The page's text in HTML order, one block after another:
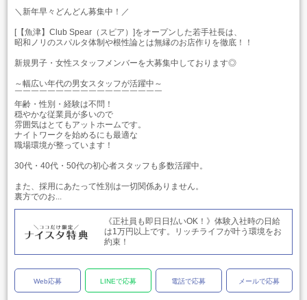
＼新年早々どんどん募集中！／
[【魚津】Club Spear（スピア）]をオープンした若手社長は、
昭和ノリのスパルタ体制や根性論とは無縁のお店作りを徹底！！
新規男子・女性スタッフメンバーを大募集中しております◎
～幅広い年代の男女スタッフが活躍中～
￣￣￣￣￣￣￣￣￣￣￣￣￣￣￣￣￣￣
年齢・性別・経験は不問！
穏やかな従業員が多いので
雰囲気はとてもアットホームです。
ナイトワークを始めるにも最適な
職場環境が整っています！
30代・40代・50代の初心者スタッフも多数活躍中。
また、採用にあたって性別は一切関係ありません。
裏方でのお...
《正社員も即日日払いOK！》体験入社時の日給
は1万円以上です。リッチライフが叶う環境をお
約束！
Web応募 LINEで応募 電話で応募 メールで応募